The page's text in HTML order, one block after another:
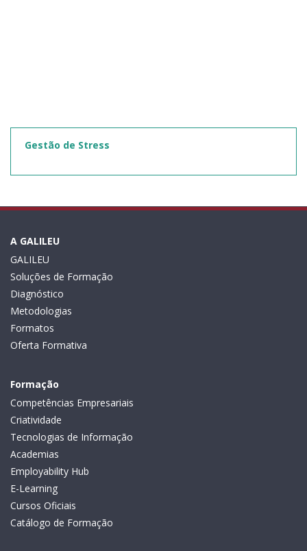
Gestão de Stress
A GALILEU
GALILEU
Soluções de Formação
Diagnóstico
Metodologias
Formatos
Oferta Formativa
Formação
Competências Empresariais
Criatividade
Tecnologias de Informação
Academias
Employability Hub
E-Learning
Cursos Oficiais
Catálogo de Formação